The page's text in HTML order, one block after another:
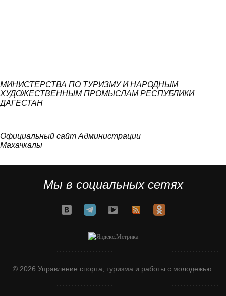
МИНИСТЕРСТВА ПО ТУРИЗМУ И НАРОДНЫМ
ХУДОЖЕСТВЕННЫМ ПРОМЫСЛАМ РЕСПУБЛИКИ
ДАГЕСТАН
Официальный сайт Администрации
Махачкалы
Мы в социальных сетях
© 2026 Управление спорта, туризма и работы с молодежью.